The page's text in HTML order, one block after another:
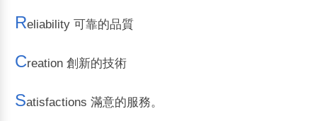
Reliability 可靠的品質
Creation 創新的技術
Satisfactions 滿意的服務。